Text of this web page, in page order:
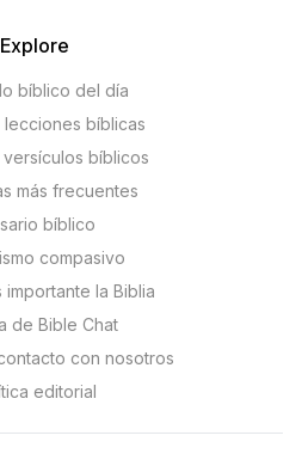
Explore
bíblico del día
lecciones bíblicas
bíblicos
más frecuentes
bíblico
compasivo
la Biblia
de Bible Chat
con nosotros
editorial